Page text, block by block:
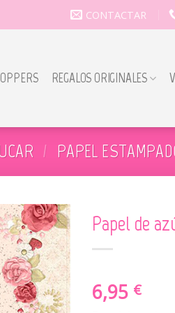
CONTACTAR
REGALOS ORIGINALES
/ PAPEL
Papel de
6,95 €